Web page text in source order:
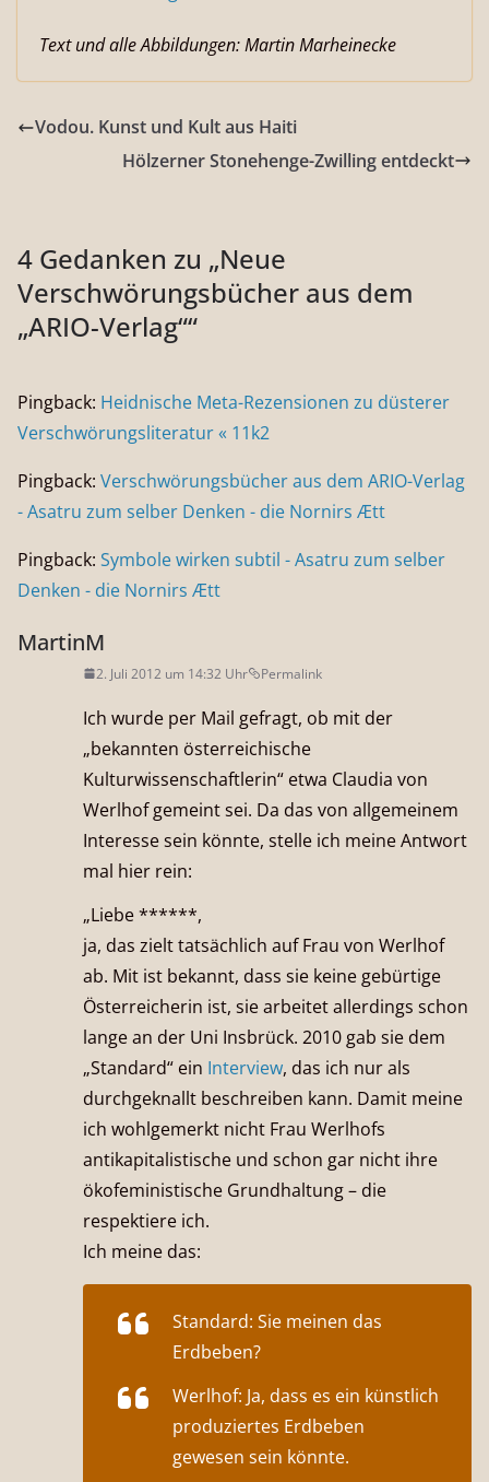
Text und alle Abbildungen: Martin Marheinecke
Vodou. Kunst und Kult aus Haiti
Hölzerner Stonehenge-Zwilling entdeckt
4 Gedanken zu „Neue
Verschwörungsbücher aus dem
„ARIO-Verlag““
Pingback: Heidnische Meta-Rezensionen zu düsterer
Verschwörungsliteratur « 11k2
Pingback: Verschwörungsbücher aus dem ARIO-Verlag
- Asatru zum selber Denken - die Nornirs Ætt
Pingback: Symbole wirken subtil - Asatru zum selber
Denken - die Nornirs Ætt
MartinM
2. Juli 2012 um 14:32 Uhr Permalink
Ich wurde per Mail gefragt, ob mit der
„bekannten österreichische
Kulturwissenschaftlerin“ etwa Claudia von
Werlhof gemeint sei. Da das von allgemeinem
Interesse sein könnte, stelle ich meine Antwort
mal hier rein:
„Liebe ******,
ja, das zielt tatsächlich auf Frau von Werlhof
ab. Mit ist bekannt, dass sie keine gebürtige
Österreicherin ist, sie arbeitet allerdings schon
lange an der Uni Insbrück. 2010 gab sie dem
„Standard“ ein Interview, das ich nur als
durchgeknallt beschreiben kann. Damit meine
ich wohlgemerkt nicht Frau Werlhofs
antikapitalistische und schon gar nicht ihre
ökofeministische Grundhaltung – die
respektiere ich.
Ich meine das:
Standard: Sie meinen das
Erdbeben?
Werlhof: Ja, dass es ein künstlich
produziertes Erdbeben
gewesen sein könnte.